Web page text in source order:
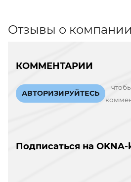
Отзывы о компании
КОММЕНТАРИИ
АВТОРИЗИРУЙТЕСЬ
Подписаться на